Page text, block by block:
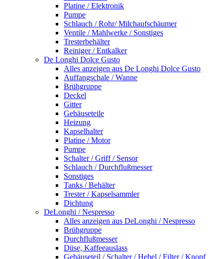
Platine / Elektronik
Pumpe
Schlauch / Rohr/ Milchaufschäumer
Ventile / Mahlwerke / Sonstiges
Tresterbehälter
Reiniger / Entkalker
De Longhi Dolce Gusto
Alles anzeigen aus De Longhi Dolce Gusto
Auffangschale / Wanne
Brühgruppe
Deckel
Gitter
Gehäuseteile
Heizung
Kapselhalter
Platine / Motor
Pumpe
Schalter / Griff / Sensor
Schlauch / Durchflußmesser
Sonstiges
Tanks / Behälter
Trester / Kapselsammler
Dichtung
DeLonghi / Nespresso
Alles anzeigen aus DeLonghi / Nespresso
Brühgruppe
Durchflußmesser
Düse, Kaffeeauslass
Gehäuseteil / Schalter / Hebel / Filter / Knopf